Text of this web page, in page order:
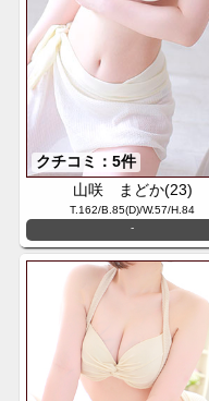
クチコミ：5件
山咲 まどか(23)
T.162/B.85(D)/W.57/H.84
-